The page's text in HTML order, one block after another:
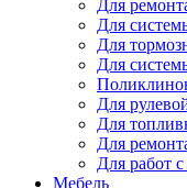
Для
Для
Для
Для
Для
Для
Для
Для работ
Мебель